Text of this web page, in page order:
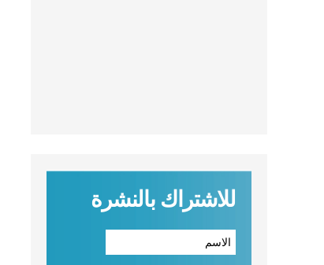
للاشتراك بالنشرة